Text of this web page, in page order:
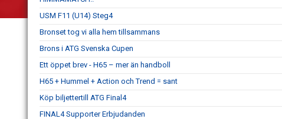
USM F11 (U14) Steg4
Bronset tog vi alla hem tillsammans
Brons i ATG Svenska Cupen
Ett öppet brev - H65 – mer än handboll
H65 + Hummel + Action och Trend = sant
Köp biljettertill ATG Final4
FINAL4 Supporter Erbjudanden